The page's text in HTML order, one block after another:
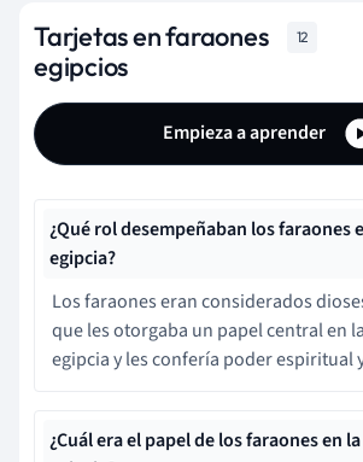
Tarjetas en faraones
egipcios
12
Empieza a aprender
¿Qué rol desempeñaban los faraones
egipcia?
Los faraones eran considerados
que les otorgaba un papel central en
egipcia y les confería poder espiritual
¿Cuál era el papel de los faraones en